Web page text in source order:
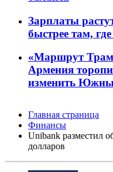
Зарплаты
быстрее там, где
«Маршрут
Армения
изменить
Главная страница
Финансы
Unibank разместил
долларов